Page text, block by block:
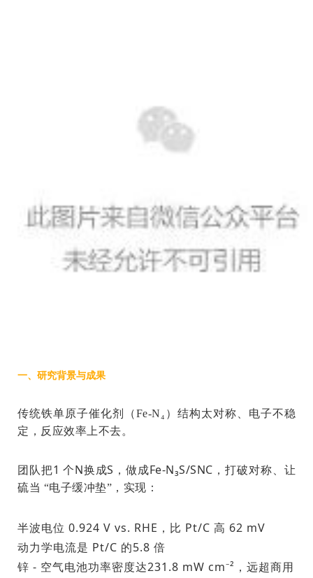
一、研究背景与成果
传统铁单原子催化剂（Fe-N₄）结构太对称、电子不稳
定，反应效率上不去。
团队把1 个N换成S ，做成Fe-N₃S/SNC ，打破对称、让
硫当 “电子缓冲垫”，实现：
半波电位 0.924 V vs. RHE ，比 Pt/C 高 62 mV
动力学电流是 Pt/C 的5.8 倍
锌 - 空气电池功率密度达231.8 mW cm⁻² ，远超商用